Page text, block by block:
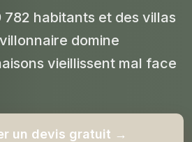
782 habitants et des villas
domine
vieillissent mal face
un devis gratuit →